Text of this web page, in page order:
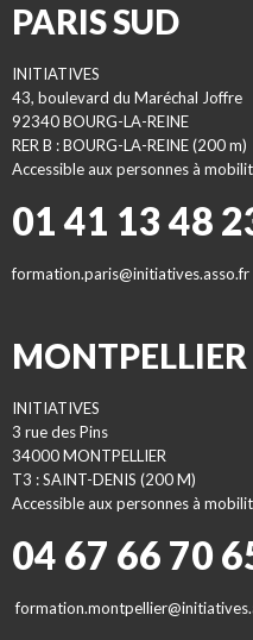
PARIS SUD
INITIATIVES
43, boulevard du Maréchal Joffre
92340 BOURG-LA-REINE
RER B : BOURG-LA-REINE (200 m)
Accessible aux personnes à
01 41 13 48
formation.paris@initiatives.asso.fr
MONTPELLIER
INITIATIVES
3 rue des Pins
34000 MONTPELLIER
T3 : SAINT-DENIS (200 M)
Accessible aux personnes à
04 67 66 70